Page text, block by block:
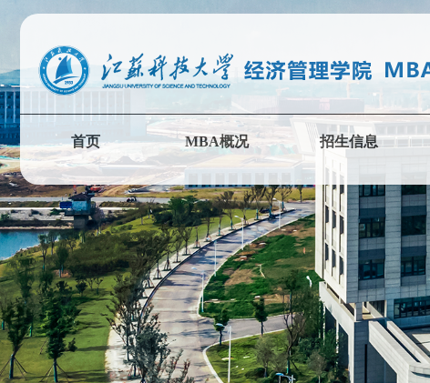
首页 MBA概况 招生信息